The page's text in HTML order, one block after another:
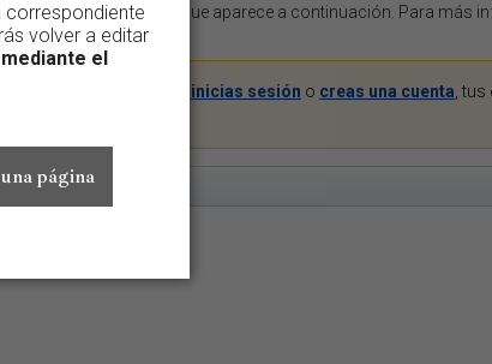
escribe en el cuadro que aparece a continuación. Para más
cualquier edición. Si inicias sesión o creas una cuenta, tus
correspondiente
volver a editar
mediante el
página